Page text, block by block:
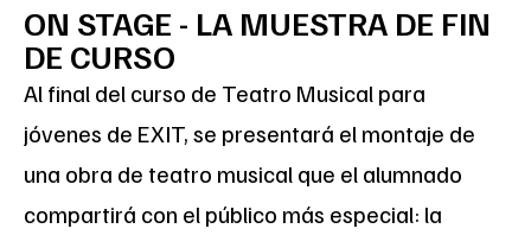
ON STAGE - LA MUESTRA DE FIN
DE CURSO
Al final del curso de Teatro Musical para
jóvenes de EXIT, se presentará el montaje de
una obra de teatro musical que el alumnado
compartirá con el público más especial: la